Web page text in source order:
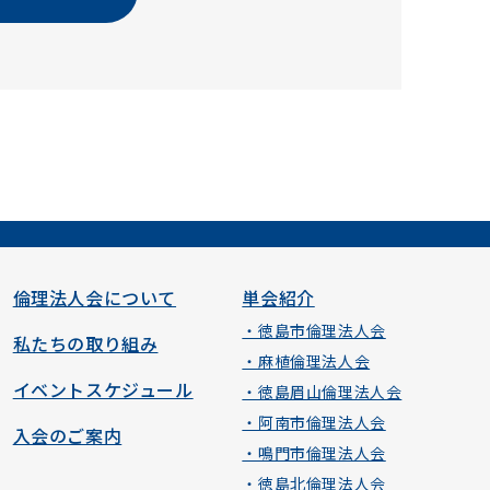
倫理法人会について
私たちの取り組み
イベントスケジュール
入会のご案内
単会紹介
・徳島市倫理法人会
・麻植倫理法人会
・徳島眉山倫理法人会
・阿南市倫理法人会
・鳴門市倫理法人会
・徳島北倫理法人会